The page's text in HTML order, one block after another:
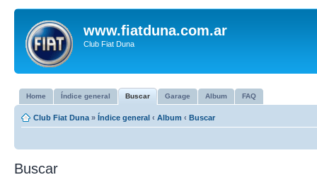
www.fiatduna.com.ar
Club Fiat Duna
Home Índice general Buscar Garage Album FAQ
Club Fiat Duna » Índice general ‹ Album ‹ Buscar
Buscar